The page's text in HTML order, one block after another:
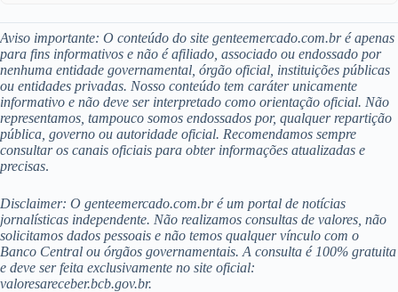
Aviso importante: O conteúdo do site genteemercado.com.br é apenas
para fins informativos e não é afiliado, associado ou endossado por
nenhuma entidade governamental, órgão oficial, instituições públicas
ou entidades privadas. Nosso conteúdo tem caráter unicamente
informativo e não deve ser interpretado como orientação oficial. Não
representamos, tampouco somos endossados por, qualquer repartição
pública, governo ou autoridade oficial. Recomendamos sempre
consultar os canais oficiais para obter informações atualizadas e
precisas.
Disclaimer: O genteemercado.com.br é um portal de notícias
jornalísticas independente. Não realizamos consultas de valores, não
solicitamos dados pessoais e não temos qualquer vínculo com o
Banco Central ou órgãos governamentais. A consulta é 100% gratuita
e deve ser feita exclusivamente no site oficial:
valoresareceber.bcb.gov.br.